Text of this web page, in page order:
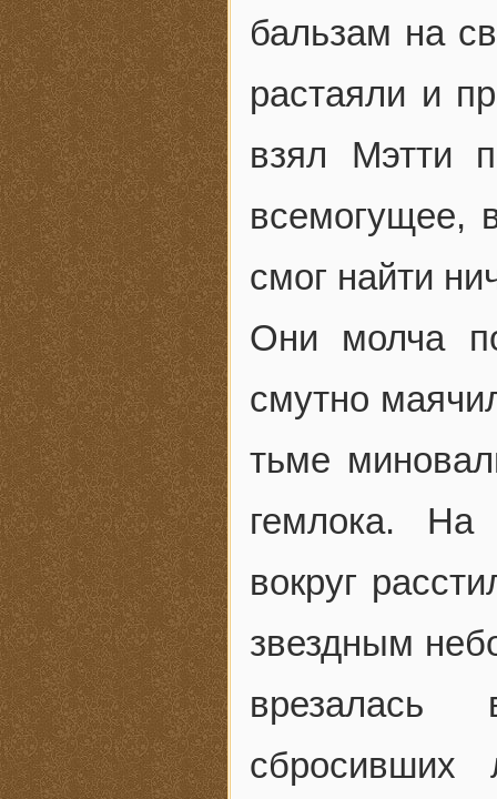
бальзам на
растаяли и
взял Мэтти
всемогущее,
смог найти
Они молча
смутно
тьме
гемлока. На
вокруг
звездным
врезалась